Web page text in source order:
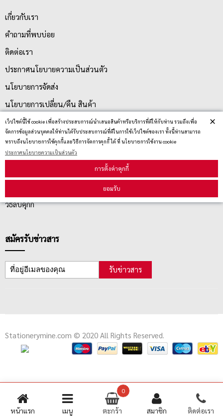
หน้าแรก เมนู
0
ตะกร้า สมาชิก ติดต่อเรา
เว็ปไซต์นี้ใช้ cookie เพื่อสร้างประสบการณ์นำเสนอสินค้าหรือบริการที่ดีให้กับท่าน รวมถึงเพื่อ
จัดการข้อมูลส่วนบุคคลให้ท่านได้รับประสบการณ์ที่ดีในการใช้เว็ปไซต์ของเรา ทั้งนี้ท่านสามารถ
ทราบถึงนโยบายการใช้คุกกี้และวิธีการจัดการคุกกี้ ได้ ที่ นโยบายการใช้งาน cookie
ประกาศนโยบายความเป็นส่วนตัว
การตั้งค่าคุกกี้
ยอมรับ
×
เกี่ยวกับเรา
คำถามที่พบบ่อย
ติดต่อเรา
ประกาศนโยบายความเป็นส่วนตัว
นโยบายการจัดส่ง
นโยบายการเปลี่ยน/คืน สินค้า
บริการลูกค้า
วิธีลบคุกกี้
สมัครรับข่าวสาร
รับข่าวสาร
Stationerymine.com © 2020 All Rights Reserved.